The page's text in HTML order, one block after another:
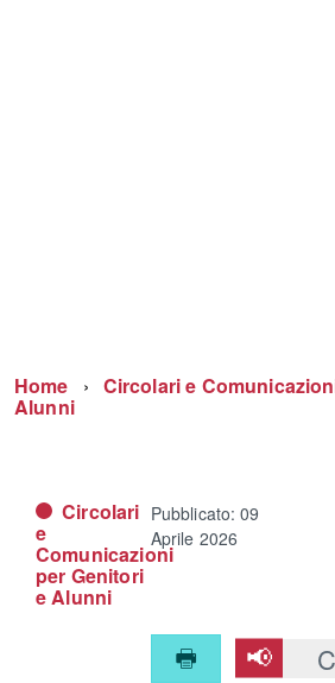
Home Circolari e
Alunni
Circolari
e
Comunicazioni
per Genitori
e Alunni
Pubblicato: 09
Aprile 2026